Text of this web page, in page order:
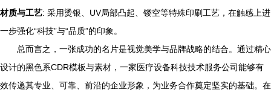
材质与工艺: 采用烫银、UV局部凸起、镂空等特殊印刷工艺，在触感上进
一步强化“科技”与“品质”的印象。
总而言之，一张成功的名片是视觉美学与品牌战略的结合。通过精心
设计的黑色系CDR模板与素材，一家医疗设备科技技术服务公司能够有
效传递其专业、可靠、前沿的企业形象，为业务合作奠定坚实的基础。在